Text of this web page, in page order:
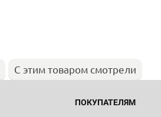
С этим товаром смотрели
ПОКУПАТЕЛЯМ